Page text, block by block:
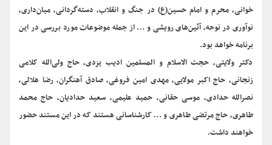
خوانی، محرم و امام حسین(ع) در جنگ و انقلاب، دسته‌گردانی، میان‌داری،
نوآوری در نوحه، آئین‌های رویشی و … از جمله موضوعات مورد بررسی در این
برنامه خواهد بود.
دکتر ولایتی، حجت الاسلام و المسلمین ادیب یزدی، حاج ولی‌الله کلامی
زنجانی، حاج اکبر مولایی، مهدی امین فروغی، صادق آهنگران، رضا هلالی،
نصرالله حدادی، موسی حقانی، حمید علیمی، سعید حدادیان، حاج محمد
طاهری، حاج مرتضی طاهری و … کارشناسانی هستند که در این مستند حضور
خواهند داشت.